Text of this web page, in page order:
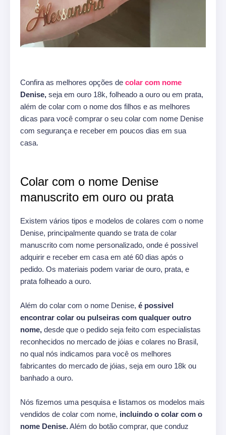
Confira as melhores opções de colar com nome
Denise, seja em ouro 18k, folheado a ouro ou em prata,
além de colar com o nome dos filhos e as melhores
dicas para você comprar o seu colar com nome Denise
com segurança e receber em poucos dias em sua
casa.
Colar com o nome Denise
manuscrito em ouro ou prata
Existem vários tipos e modelos de colares com o nome
Denise, principalmente quando se trata de colar
manuscrito com nome personalizado, onde é possivel
adquirir e receber em casa em até 60 dias após o
pedido. Os materiais podem variar de ouro, prata, e
prata folheado a ouro.
Além do colar com o nome Denise, é possivel
encontrar colar ou pulseiras com qualquer outro
nome, desde que o pedido seja feito com especialistas
reconhecidos no mercado de jóias e colares no Brasil,
no qual nós indicamos para você os melhores
fabricantes do mercado de jóias, seja em ouro 18k ou
banhado a ouro.
Nós fizemos uma pesquisa e listamos os modelos mais
vendidos de colar com nome, incluindo o colar com o
nome Denise.Além do botão comprar, que conduz